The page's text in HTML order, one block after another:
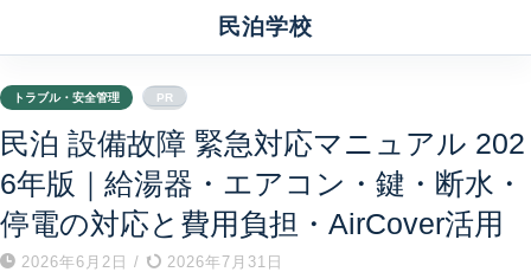
民泊学校
トラブル・安全管理 PR
民泊 設備故障 緊急対応マニュアル 202
6年版｜給湯器・エアコン・鍵・断水・
停電の対応と費用負担・AirCover活用
2026年6月2日 / 2026年7月31日